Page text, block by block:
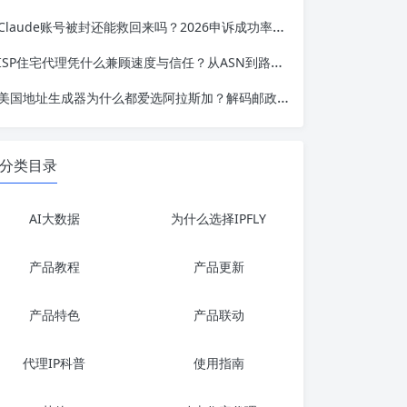
账号被封还能救回来吗？2026申诉成功率3.3%，但这类情况还有希望
住宅代理凭什么兼顾速度与信任？从ASN到路由，一篇讲透“性能怪兽”的底层逻辑
国地址生成器为什么都爱选阿拉斯加？解码邮政编码99501背后的开发测试逻辑
分类目录
AI大数据 为什么选择IPFLY
产品教程 产品更新
产品特色 产品联动
代理IP科普 使用指南